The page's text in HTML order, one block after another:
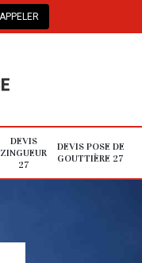
DEVIS
ZINGUEUR
27
DEVIS POSE DE
GOUTTIÈRE 27